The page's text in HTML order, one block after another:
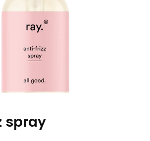
spray